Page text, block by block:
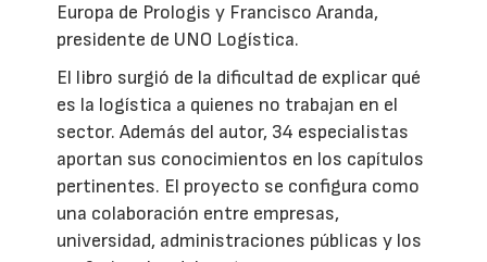
Europa de Prologis y Francisco Aranda,
presidente de UNO Logística.
El libro surgió de la dificultad de explicar qué
es la logística a quienes no trabajan en el
sector. Además del autor, 34 especialistas
aportan sus conocimientos en los capítulos
pertinentes. El proyecto se configura como
una colaboración entre empresas,
universidad, administraciones públicas y los